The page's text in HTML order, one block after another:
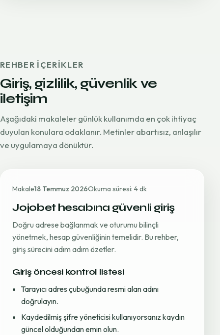
REHBER IÇERIKLER
Giriş, gizlilik, güvenlik ve
iletişim
Aşağıdaki makaleler günlük kullanımda en çok ihtiyaç
duyulan konulara odaklanır. Metinler abartısız, anlaşılır
ve uygulamaya dönüktür.
Makale18 Temmuz 2026Okuma süresi: 4 dk
Jojobet hesabına güvenli giriş
Doğru adrese bağlanmak ve oturumu bilinçli
yönetmek, hesap güvenliğinin temelidir. Bu rehber,
giriş sürecini adım adım özetler.
Giriş öncesi kontrol listesi
Tarayıcı adres çubuğunda resmi alan adını
doğrulayın.
Kaydedilmiş şifre yöneticisi kullanıyorsanız kaydın
güncel olduğundan emin olun.